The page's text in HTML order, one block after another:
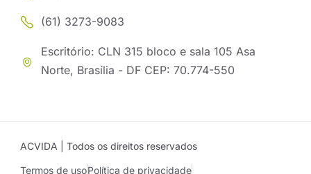
(61) 3273-9083
Escritório: CLN 315 bloco e sala 105 Asa
Norte, Brasília - DF CEP: 70.774-550
ACVIDA | Todos os direitos reservados
Termos de usoPolítica de privacidade